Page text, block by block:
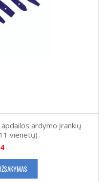
ardymo įrankių
vienetų)